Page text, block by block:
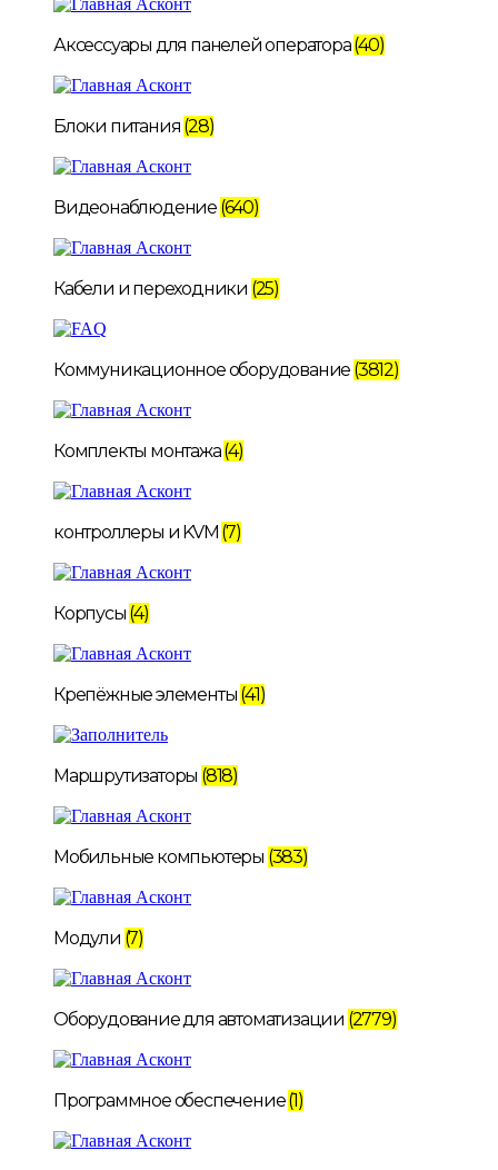
Аксессуары для панелей оператора(40)
Блоки питания (28)
Видеонаблюдение (640)
Кабели и переходники (25)
Коммуникационное оборудование (3812)
Комплекты монтажа(4)
контроллеры и KVM (7)
Корпусы (4)
Крепёжные элементы (41)
Маршрутизаторы (818)
Мобильные компьютеры (383)
Модули (7)
Оборудование для автоматизации (2779)
Программное обеспечение(1)